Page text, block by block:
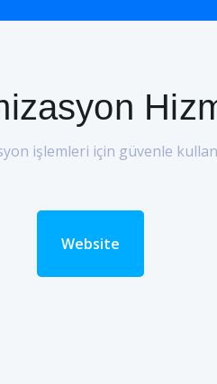
işlemleri için güvenle
Website